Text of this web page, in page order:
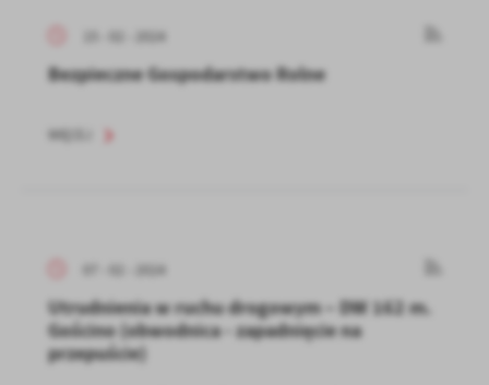
15 - 02 - 2024
Bezpieczne Gospodarstwo Rolne
07 - 02 - 2024
Utrudnienia w ruchu drogowym – DW 162 m.
Gościno (obwodnica - zapadnięcie na
przepuście)